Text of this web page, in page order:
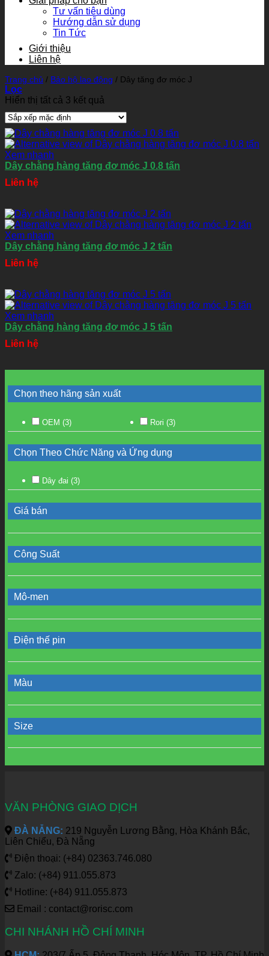
Tư vấn tiêu dùng
Hướng dẫn sử dụng
Tin Tức
Giới thiệu
Liên hệ
Trang chủ / Bảo hộ lao động / Dây tăng đơ móc J
Lọc
Hiển thị tất cả 3 kết quả
Xem nhanh
Dây chằng hàng tăng đơ móc J 0.8 tấn
Liên hệ
Xem nhanh
Dây chằng hàng tăng đơ móc J 2 tấn
Liên hệ
Xem nhanh
Dây chằng hàng tăng đơ móc J 5 tấn
Liên hệ
Chọn theo hãng sản xuất
OEM (3) Rori (3)
Chọn Theo Chức Năng và Ứng dụng
Dây đai (3)
Giá bán
Công Suất
Mô-men
Điện thế pin
Màu
Size
VĂN PHÒNG GIAO DỊCH
ĐÀ NẴNG: 219 Nguyễn Lương Bằng, Hòa Khánh Bắc,
Liên Chiểu, Đà Nẵng
Điện thoại: (+84) 02363.746.080
Zalo: (+84) 911.055.873
Hotline: (+84) 911.055.873
Email : contact@rorisc.com
CHI NHÁNH HỒ CHÍ MINH